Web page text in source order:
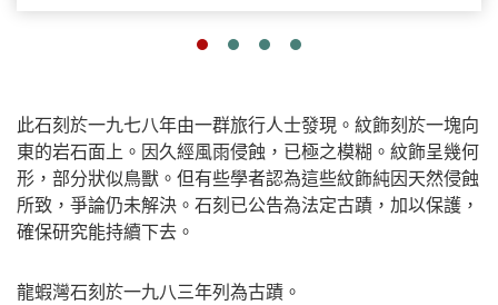
此石刻於一九七八年由一群旅行人士發現。紋飾刻於一塊向
東的岩石面上。因久經風雨侵蝕，已極之模糊。紋飾呈幾何
形，部分狀似鳥獸。但有些學者認為這些紋飾純因天然侵蝕
所致，爭論仍未解決。石刻已公告為法定古蹟，加以保護，
確保研究能持續下去。
龍蝦灣石刻於一九八三年列為古蹟。